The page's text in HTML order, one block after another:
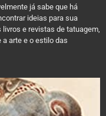
já sabe que há
ideias para sua
e revistas de tatuagem,
arte e o estilo das